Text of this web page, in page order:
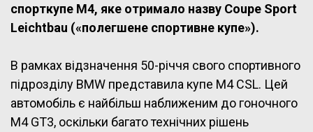
спорткупе M4, яке отримало назву Coupe Sport
Leichtbau («полегшене спортивне купе»).
В рамках відзначення 50-річчя свого спортивного
підрозділу BMW представила купе M4 CSL. Цей
автомобіль є найбільш наближеним до гоночного
M4 GT3, оскільки багато технічних рішень